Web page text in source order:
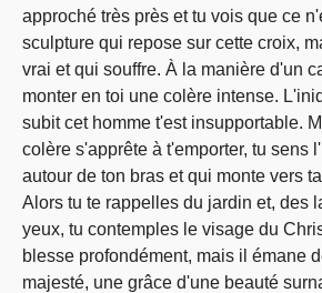
approché très près et tu vois que ce
sculpture qui repose sur cette croix,
vrai et qui souffre. À la manière d'un
monter en toi une colère intense.
subit cet homme t'est insupportable.
colère s'apprête à t'emporter, tu sens
autour de ton bras et qui monte vers
Alors tu te rappelles du jardin et, des
yeux, tu contemples le visage du
blesse profondément, mais il émane
majesté, une grâce d'une beauté